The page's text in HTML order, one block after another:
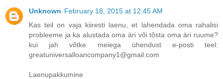
Unknown February 18, 2015 at 12:45 AM
Kas teil on vaja kiiresti laenu, et lahendada oma rahalisi
probleeme ja ka alustada oma äri või tõsta oma äri ruume?
kui jah võtke meiega ühendust e-posti teel:
greatuniversalloancompany1@gmail.com
Laenupakkumine